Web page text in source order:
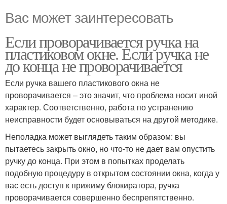
Вас может заинтересовать
Если проворачивается ручка на
пластиковом окне. Если ручка не
до конца не проворачивается
Если ручка вашего пластикового окна не
проворачивается – это значит, что проблема носит иной
характер. Соответственно, работа по устранению
неисправности будет основываться на другой методике.
Неполадка может выглядеть таким образом: вы
пытаетесь закрыть окно, но что-то не дает вам опустить
ручку до конца. При этом в попытках проделать
подобную процедуру в открытом состоянии окна, когда у
вас есть доступ к прижиму блокиратора, ручка
проворачивается совершенно беспрепятственно.